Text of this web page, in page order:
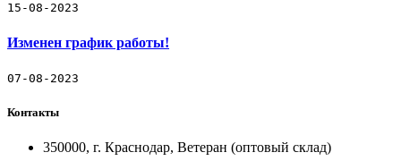
15-08-2023
Изменен график работы!
07-08-2023
Контакты
350000, г. Краснодар, Ветеран (оптовый склад)